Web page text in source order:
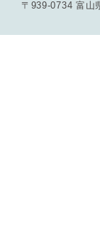
〒939-0734 富